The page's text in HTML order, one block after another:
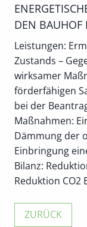
DEN BAUHOF
Leistungen:
Zustands –
wirksamer
förderfähigen
bei der
Maßnahmen:
Dämmung der
Einbringung
Bilanz:
Reduktion CO2